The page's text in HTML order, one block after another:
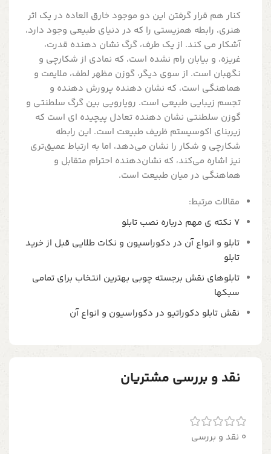
کنار هم قرار گرفتن این دو موجود خارق العاده در یک اثر
هنری، رابطه همزیستی را که در دنیای طبیعی وجود دارد،
آشکار می کند. از یک طرف، گرگ نشان دهنده قدرت،
غریزه، و بیابان رام نشده است، که نمادی از شکارچی و
نگهبان است. از سوی دیگر، گوزن مظهر لطف، ملایمت و
هماهنگی است، که نشان دهنده پرورش دهنده و
تجسم زیبایی طبیعی است. رویارویی بین گرگ سلطنتی و
گوزن سلطنتی نشان دهنده تعادل پیچیده ای است که
زیربنای اکوسیستم ظریف طبیعت است. این رابطه
شکارچی و شکار را نشان می‌دهد، اما به ارتباط عمیق‌تری
نیز اشاره می‌کند، که نشان‌دهنده احترام متقابل و
هماهنگی در میان طبیعت است.
مقالات مرتبط:
7 نکته ی مهم درباره نصب تابلو
تابلو و انواع آن در دکوراسیون و نکات طلایی قبل از خرید
تابلو
تابلوهای نقش برجسته چوبی بهترین انتخاب برای تمامی
سبکها
نقش تابلو دکوراتیو در دکوراسیون و انواع آن
نقد و بررسی مشتریان
0 نقد و بررسی